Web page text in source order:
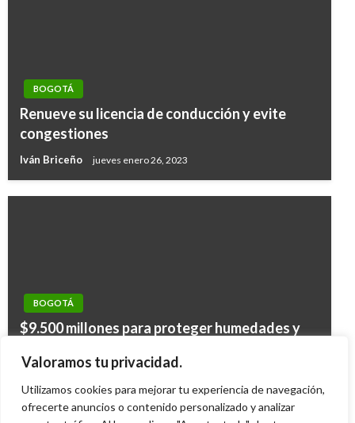
Valoramos tu privacidad.
Utilizamos cookies para mejorar tu experiencia de navegación,
ofrecerte anuncios o contenido personalizado y analizar
BOGOTÁ
Renueve su licencia de conducción y evite
congestiones
Iván Briceño jueves enero 26, 2023
BOGOTÁ
$9.500 millones para proteger humedades y
debates de ser aprobada en Congreso
Iván Briceño jueves abril 11, 2019
BOGOTÁ
Órganos que menos donan los bogotanos son
Manuel Reyes Beltran lunes septiembre 12, 2016